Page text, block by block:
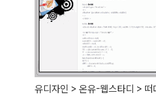
유디자인 > 온유-웹스타디 > 떠